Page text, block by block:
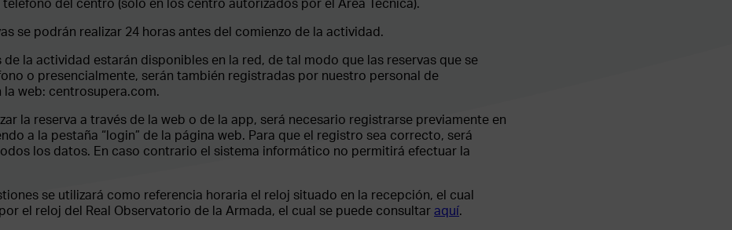
del centro (sólo en los centro autorizados por el Área Técnica).
se podrán realizar 24 horas antes del comienzo de la actividad.
de la actividad estarán disponibles en la red, de tal modo que las reservas que se
o presencialmente, serán también registradas por nuestro personal de
web: centrosupera.com.
la reserva a través de la web o de la app, será necesario registrarse previamente en
a la pestaña “login” de la página web. Para que el registro sea correcto, será
los datos. En caso contrario el sistema informático no permitirá efectuar la
se utilizará como referencia horaria el reloj situado en la recepción, el cual
el reloj del Real Observatorio de la Armada, el cual se puede consultar aquí.